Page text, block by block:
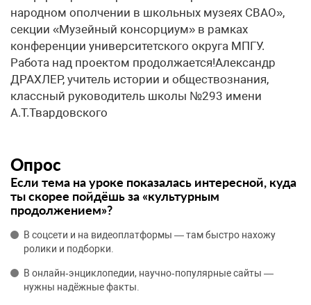
народном ополчении в школьных музеях СВАО»,
секции «Музейный консорциум» в рамках
конференции университетского округа МПГУ.
Работа над проектом продолжается!Александр
ДРАХЛЕР, учитель истории и обществознания,
классный руководитель школы №293 имени
А.Т.Твардовского
Опрос
Если тема на уроке показалась интересной, куда
ты скорее пойдёшь за «культурным
продолжением»?
В соцсети и на видеоплатформы — там быстро нахожу
ролики и подборки.
В онлайн‑энциклопедии, научно‑популярные сайты —
нужны надёжные факты.